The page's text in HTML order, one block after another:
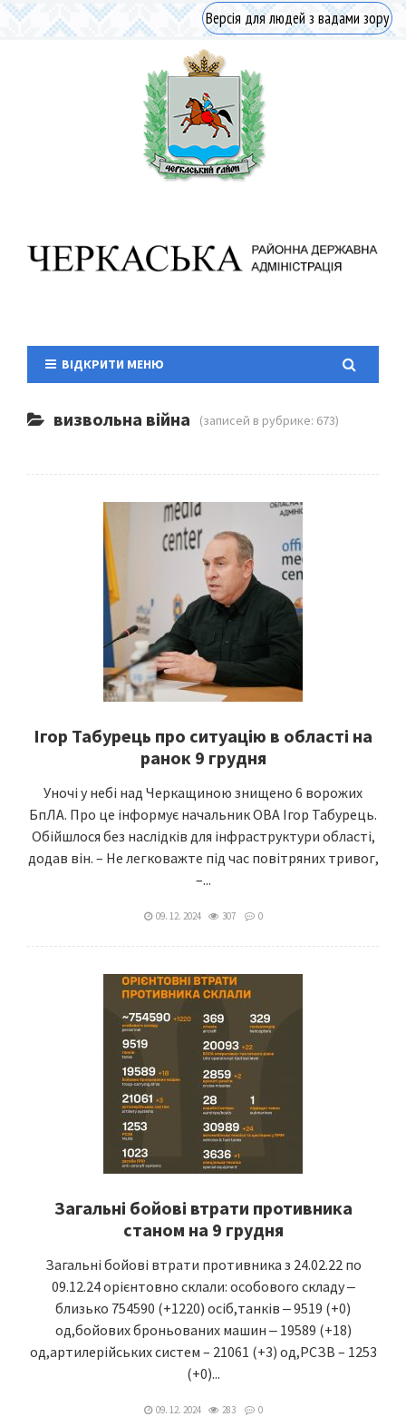
Версія для людей з вадами зору
ВІДКРИТИ МЕНЮ
визвольна війна (записей в рубрике: 673)
Ігор Табурець про ситуацію в області на
ранок 9 грудня
Уночі у небі над Черкащиною знищено 6 ворожих
БпЛА. Про це інформує начальник ОВА Ігор Табурець.
Обійшлося без наслідків для інфраструктури області,
додав він. – Не легковажте під час повітряних тривог,
–...
09. 12. 2024 307 0
Загальні бойові втрати противника
станом на 9 грудня
Загальні бойові втрати противника з 24.02.22 по
09.12.24 орієнтовно склали: особового складу ‒
близько 754590 (+1220) осіб,танків ‒ 9519 (+0)
од,бойових броньованих машин ‒ 19589 (+18)
од,артилерійських систем – 21061 (+3) од,РСЗВ – 1253
(+0)...
09. 12. 2024 283 0